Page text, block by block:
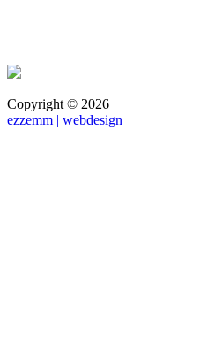
Copyright © 2026
ezzemm | webdesign